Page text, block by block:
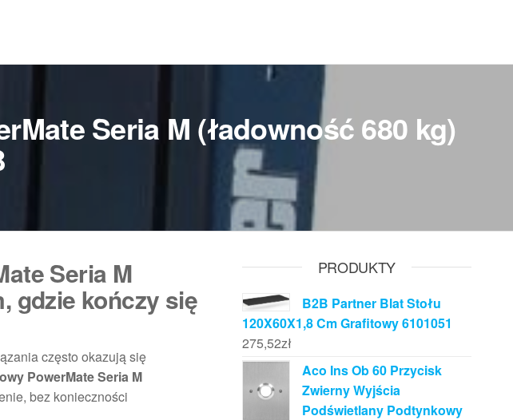
Seria M (ładowność 680 kg)
Seria M
gdzie kończy się
często okazują się
PowerMate Seria M
bez konieczności
PRODUKTY
B2B Partner Blat Stołu
120X60X1,8 Cm Grafitowy 6101051
275,52zł
Aco Ins Ob 60 Przycisk
Zwierny Wyjścia
Podświetlany Podtynkowy